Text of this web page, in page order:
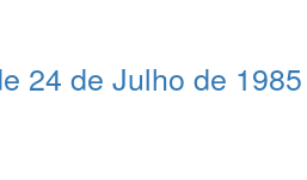
24 de Julho de 1985